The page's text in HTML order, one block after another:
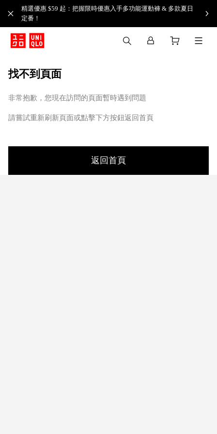
精選優惠 $59 起：把握限時優惠入手多功能運動褲 & 多款夏日
定番！​
找不到頁面
非常抱歉，您現在訪問的頁面暫時遇到問題
請嘗試重新刷新頁面或點擊下方按鈕返回首頁
返回首頁